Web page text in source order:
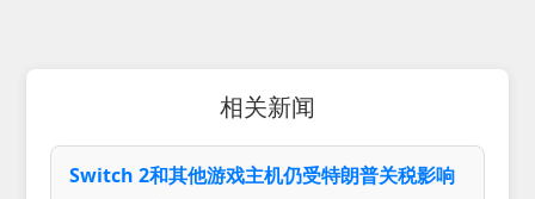
相关新闻
Switch 2和其他游戏主机仍受特朗普关税影响